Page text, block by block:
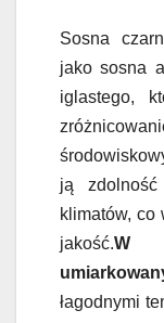
Sosna
jako sosna
iglastego,
ją
klimatów, co
jakość.W
łagodnymi